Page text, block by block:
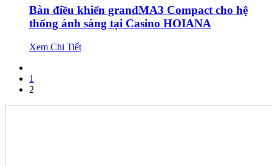
Bàn điều khiển grandMA3 Compact cho hệ
thống ánh sáng tại Casino HOIANA
Xem Chi Tiết
1
2